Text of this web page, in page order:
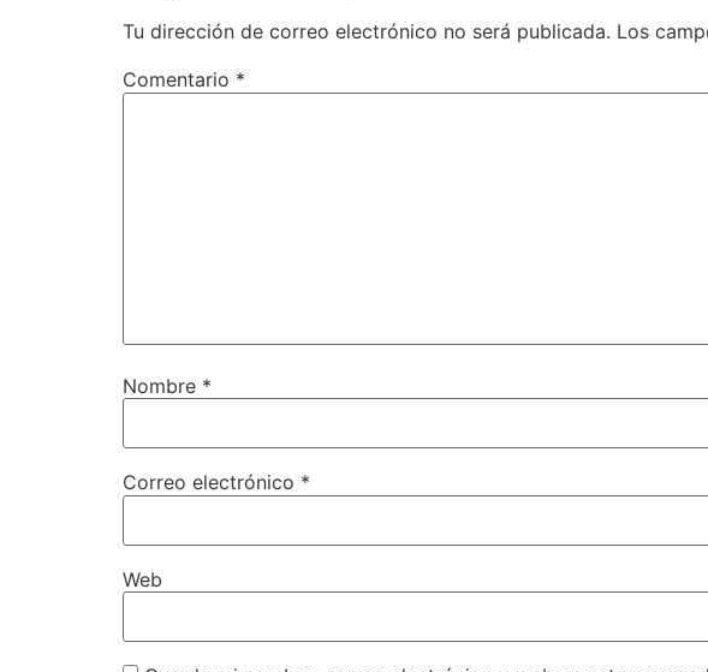
Tu dirección de correo electrónico no será publicada. Los
Comentario *
Nombre *
Correo electrónico *
Web